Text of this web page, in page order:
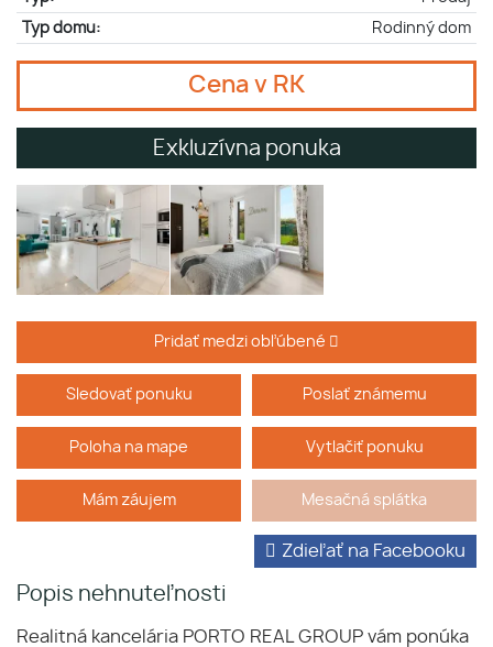
Typ domu:
Rodinný dom
Cena v RK
Exkluzívna ponuka
Pridať medzi obľúbené
Sledovať ponuku Poslať známemu
Poloha na mape Vytlačiť ponuku
Mám záujem Mesačná splátka
Popis nehnuteľnosti
Zdieľať na Facebooku
Realitná kancelária PORTO REAL GROUP vám ponúka